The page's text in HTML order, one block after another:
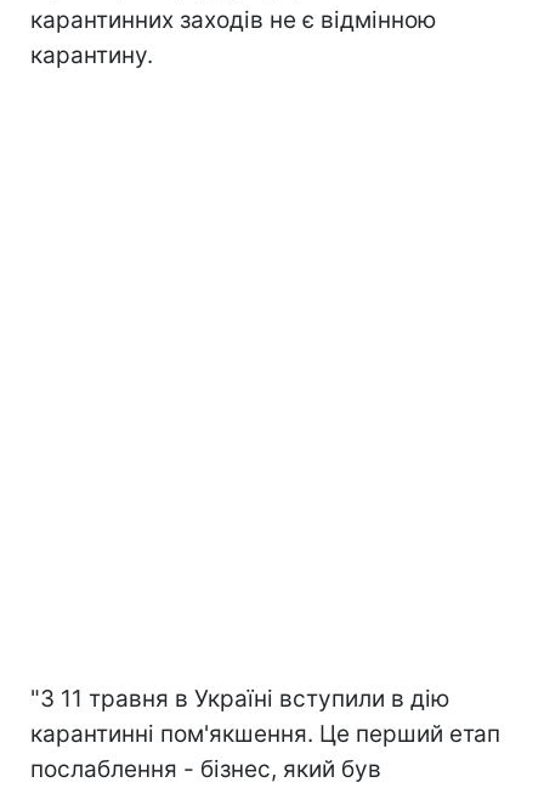
карантинних заходів не є відмінною
карантину.
"З 11 травня в Україні вступили в дію
карантинні пом'якшення. Це перший етап
послаблення - бізнес, який був